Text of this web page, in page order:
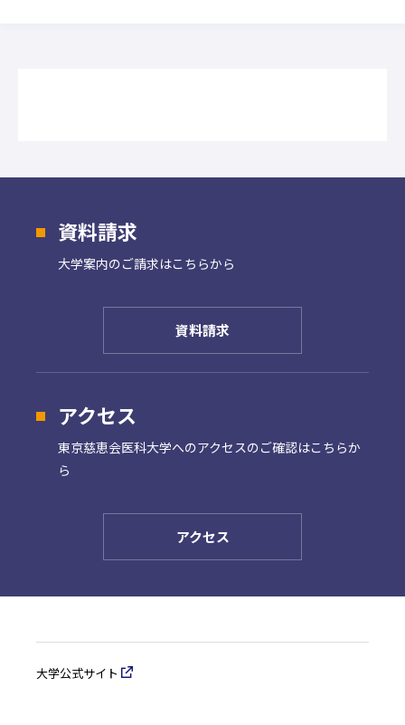
資料請求
大学案内の ご請求はこちらから
資料請求
アクセス
東京慈恵会医科大学へのアクセスのご確認はこちらか
ら
アクセス
大学公式サイト